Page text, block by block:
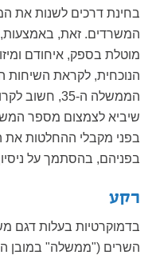
בחינת דרכים לשנות
המשרדים. זאת,
מוטלת בספק, איחודם
הנוכחית, לקראת השיחות
הממשלה ה-35,
שיביא לצמצום מספר
בפני מקבלי ההחלטות את
בפניהם, בהסתמך על
רקע
בדמוקרטיות בעלות דגם
השרים ("ממשלה" במובן